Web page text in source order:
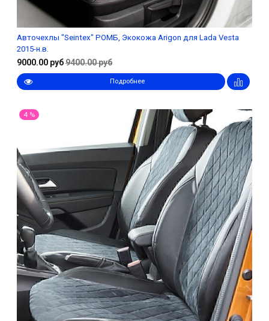
Авточехлы "Seintex" РОМБ, Экокожа Arigon для Lada Vesta
2015-н.в.
9000.00 руб9400.00 руб
Подробнее
4 %